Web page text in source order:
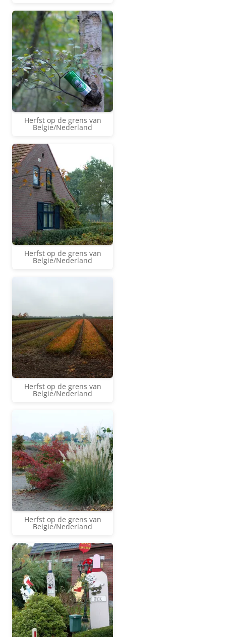
Herfst op de grens van
Belgie/Nederland
Herfst op de grens van
Belgie/Nederland
Herfst op de grens van
Belgie/Nederland
Herfst op de grens van
Belgie/Nederland